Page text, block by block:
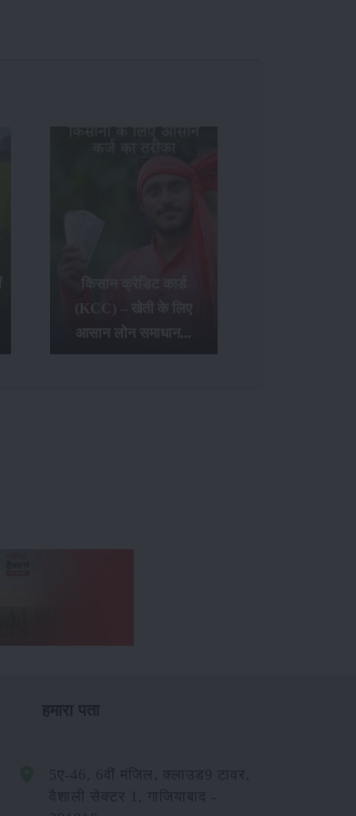
किसान क्रेडिट कार्ड
(KCC) – खेती के लिए
आसान लोन समाधान...